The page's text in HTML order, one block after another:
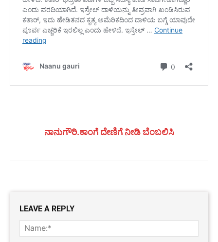
ನಾನುಗೌರಿ.ಕಾಂಗೆ ದೇಣಿಗೆ ನೀಡಿ ಬೆಂಬಲಿಸಿ
LEAVE A REPLY